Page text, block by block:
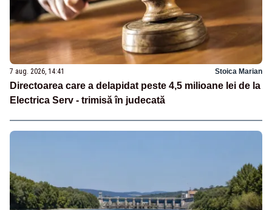
7 aug. 2026, 14:41 Stoica Marian
Directoarea care a delapidat peste 4,5 milioane lei de la
Electrica Serv - trimisă în judecată